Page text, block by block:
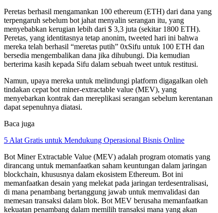
Peretas berhasil mengamankan 100 ethereum (ETH) dari dana yang
terpengaruh sebelum bot jahat menyalin serangan itu, yang
menyebabkan kerugian lebih dari $ 3,3 juta (sekitar 1800 ETH).
Peretas, yang identitasnya tetap anonim, tweeted hari ini bahwa
mereka telah berhasil “meretas putih” 0xSifu untuk 100 ETH dan
bersedia mengembalikan dana jika dihubungi. Dia kemudian
berterima kasih kepada Sifu dalam sebuah tweet untuk restitusi.
Namun, upaya mereka untuk melindungi platform digagalkan oleh
tindakan cepat bot miner-extractable value (MEV), yang
menyebarkan kontrak dan mereplikasi serangan sebelum kerentanan
dapat sepenuhnya diatasi.
Baca juga
5 Alat Gratis untuk Mendukung Operasional Bisnis Online
Bot Miner Extractable Value (MEV) adalah program otomatis yang
dirancang untuk memanfaatkan saham keuntungan dalam jaringan
blockchain, khususnya dalam ekosistem Ethereum. Bot ini
memanfaatkan desain yang melekat pada jaringan terdesentralisasi,
di mana penambang bertanggung jawab untuk memvalidasi dan
memesan transaksi dalam blok. Bot MEV berusaha memanfaatkan
kekuatan penambang dalam memilih transaksi mana yang akan